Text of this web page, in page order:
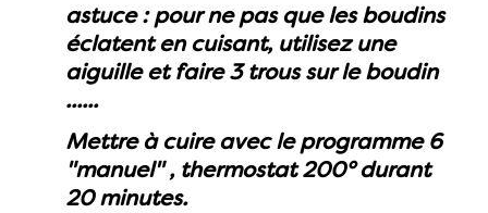
astuce : pour ne pas que les boudins
éclatent en cuisant, utilisez une
aiguille et faire 3 trous sur le boudin
......
Mettre à cuire avec le programme 6
"manuel" , thermostat 200° durant
20 minutes.